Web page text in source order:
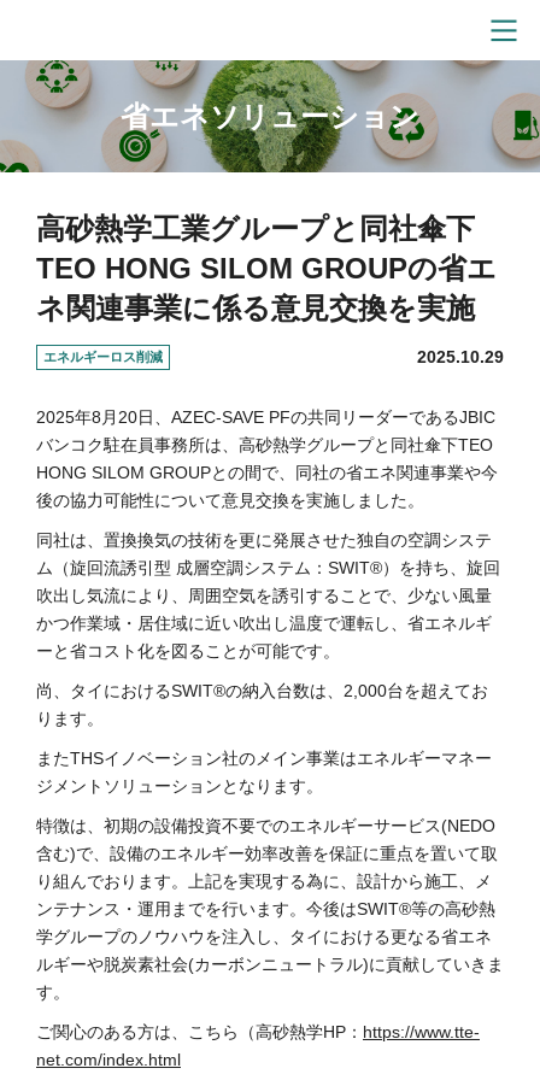
省エネソリューション
高砂熱学工業グループと同社傘下
TEO HONG SILOM GROUPの省エ
ネ関連事業に係る意見交換を実施
エネルギーロス削減 2025.10.29
2025年8月20日、AZEC-SAVE PFの共同リーダーであるJBIC
バンコク駐在員事務所は、高砂熱学グループと同社傘下TEO
HONG SILOM GROUPとの間で、同社の省エネ関連事業や今
後の協力可能性について意見交換を実施しました。
同社は、置換換気の技術を更に発展させた独自の空調システ
ム（旋回流誘引型 成層空調システム：SWIT®）を持ち、旋回
吹出し気流により、周囲空気を誘引することで、少ない風量
かつ作業域・居住域に近い吹出し温度で運転し、省エネルギ
ーと省コスト化を図ることが可能です。
尚、タイにおけるSWIT®の納入台数は、2,000台を超えてお
ります。
またTHSイノベーション社のメイン事業はエネルギーマネー
ジメントソリューションとなります。
特徴は、初期の設備投資不要でのエネルギーサービス(NEDO
含む)で、設備のエネルギー効率改善を保証に重点を置いて取
り組んでおります。上記を実現する為に、設計から施工、メ
ンテナンス・運用までを行います。今後はSWIT®等の高砂熱
学グループのノウハウを注入し、タイにおける更なる省エネ
ルギーや脱炭素社会(カーボンニュートラル)に貢献していきま
す。
ご関心のある方は、こちら（高砂熱学HP： https://www.tte-
net.com/index.html